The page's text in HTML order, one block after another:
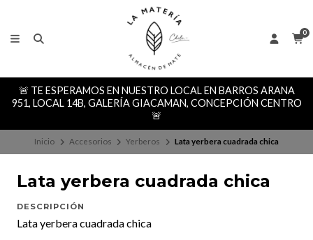
0
🚨 TE ESPERAMOS EN NUESTRO LOCAL EN BARROS ARANA
951, LOCAL 14B, GALERÍA GIACAMAN, CONCEPCIÓN CENTRO
🚨
Inicio Accesorios Yerberos Lata yerbera cuadrada chica
Lata yerbera cuadrada chica
DESCRIPCIÓN
Lata yerbera cuadrada chica